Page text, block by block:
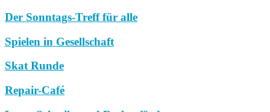
Der Sonntags-Treff für alle
Spielen in Gesellschaft
Skat Runde
Repair-Café